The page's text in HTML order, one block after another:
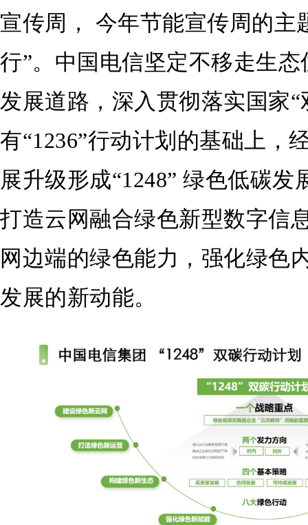
宣传周， 今年节能宣传周的主
行”。中国电信坚定不移走生
发展道路，深入贯彻落实国家
有“1236”行动计划的基础上，
展升级形成“1248” 绿色低碳
打造云网融合绿色新型数字信
网边端的绿色能力，强化绿色
发展的新动能。